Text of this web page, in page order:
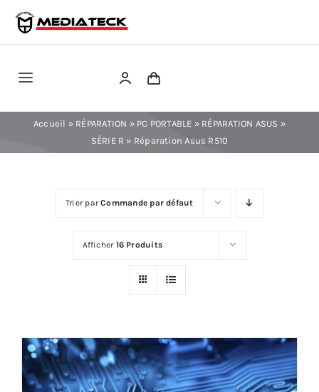
Skip
Toggle
Navigation
RÉPARATION
AUDIO
Accueil » RÉPARATION » PC PORTABLE » RÉPARATION ASUS »
SÉRIE R » Réparation Asus R510
Trier parCommande par défaut
Afficher 16 Produits